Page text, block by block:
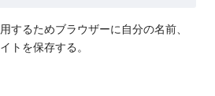
するためブラウザーに自分の名前、
トを保存する。